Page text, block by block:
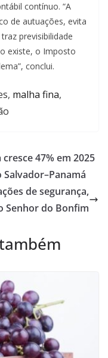
contínuo. “A
de autuações, evita
previsibilidade
existe, o Imposto
conclui.
, malha fina,
47% em 2025
de segurança,
Senhor do Bonfim